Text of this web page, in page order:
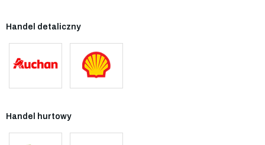
Handel detaliczny
Handel hurtowy